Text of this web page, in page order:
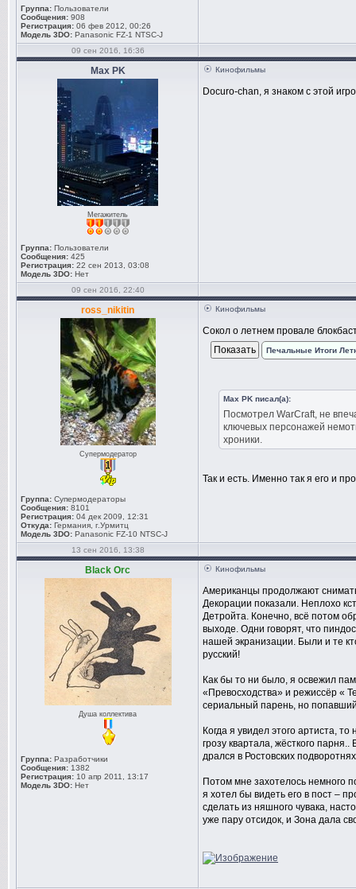
Группа: Пользователи
Сообщения: 908
Регистрация: 06 фев 2012, 00:26
Модель 3DO: Panasonic FZ-1 NTSC-J
09 сен 2016, 16:36
Max PK
Мегажитель
Группа: Пользователи
Сообщения: 425
Регистрация: 22 сен 2013, 03:08
Модель 3DO: Нет
Кинофильмы
Docuro-chan, я знаком с этой
09 сен 2016, 22:40
ross_nikitin
Супермодератор
Группа: Супермодераторы
Сообщения: 8101
Регистрация: 04 дек 2009, 12:31
Откуда: Германия, г.Урмитц
Модель 3DO: Panasonic FZ-10 NTSC-J
Кинофильмы
Сокол о летнем провале
Печальные Итоги
Max PK писал(а):
Посмотрел WarCraft, не
ключевых персонажей
хроники.
Так и есть. Именно так я его и
13 сен 2016, 13:38
Black Orc
Душа коллектива
Группа: Разработчики
Сообщения: 1382
Регистрация: 10 апр 2011, 13:17
Модель 3DO: Нет
Кинофильмы
Американцы продолжают
Декорации показали. Неплохо
Детройта. Конечно, всё потом
выходе. Одни говорят, что
нашей экранизации. Были и те
русский!
Как бы то ни было, я освежил
«Превосходства» и режиссёр «
сериальный парень, но
Когда я увидел этого артиста,
грозу квартала, жёсткого
дрался в Ростовских
Потом мне захотелось немного
я хотел бы видеть его в пост –
сделать из няшного чувака,
уже пару отсидок, и Зона дала